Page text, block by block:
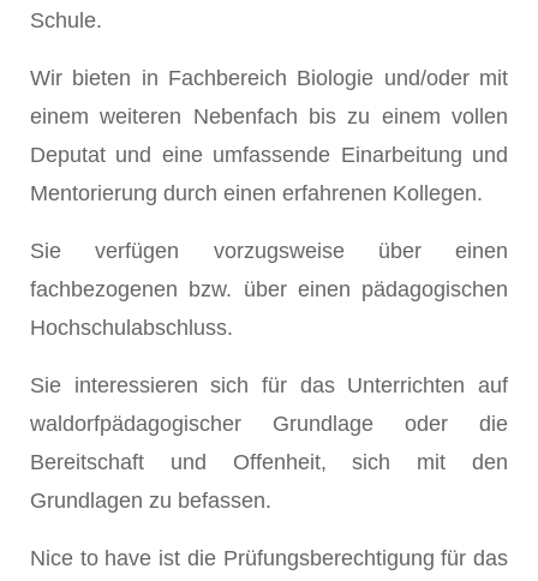
Schule.
Wir bieten in Fachbereich Biologie und/oder mit
einem weiteren Nebenfach bis zu einem vollen
Deputat und eine umfassende Einarbeitung und
Mentorierung durch einen erfahrenen Kollegen.
Sie verfügen vorzugsweise über einen
fachbezogenen bzw. über einen pädagogischen
Hochschulabschluss.
Sie interessieren sich für das Unterrichten auf
waldorfpädagogischer Grundlage oder die
Bereitschaft und Offenheit, sich mit den
Grundlagen zu befassen.
Nice to have ist die Prüfungsberechtigung für das